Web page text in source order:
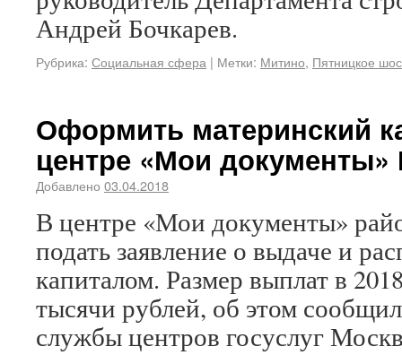
Андрей Бочкарев.
Рубрика: Социальная сфера | Метки: Митино, Пятницкое
Оформить материнский
центре «Мои
Добавлено 03.04.2018
В центре «Мои документы»
подать заявление о выдаче и
капиталом. Размер выплат в
тысячи рублей, об этом
службы центров госуслуг